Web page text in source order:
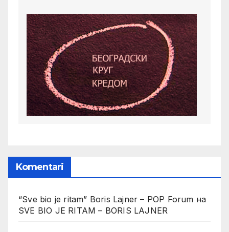
Komentari
“Sve bio je ritam” Boris Lajner – POP Forum на
SVE BIO JE RITAM – BORIS LAJNER